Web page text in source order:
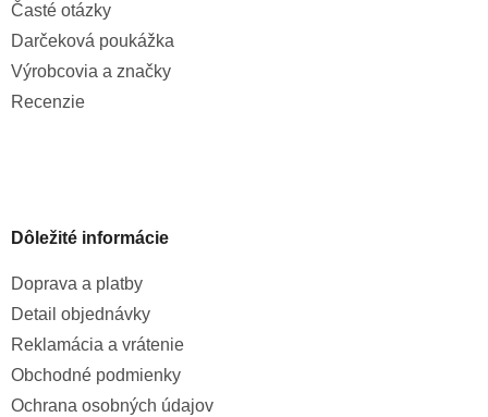
Časté otázky
Darčeková poukážka
Výrobcovia a značky
Recenzie
Dôležité informácie
Doprava a platby
Detail objednávky
Reklamácia a vrátenie
Obchodné podmienky
Ochrana osobných údajov